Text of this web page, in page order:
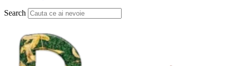
Search